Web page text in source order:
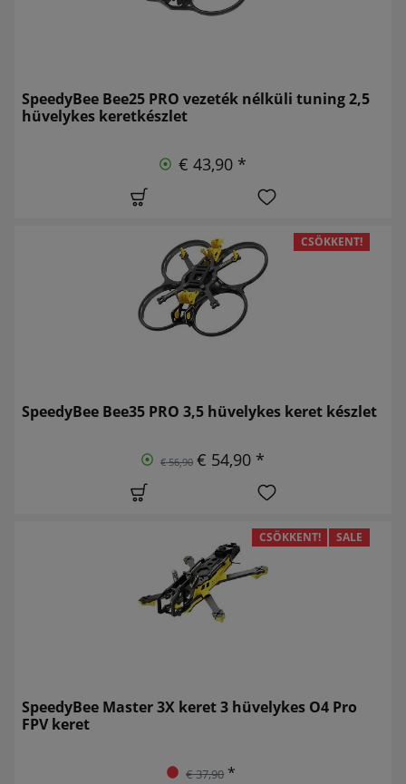
SpeedyBee Bee25 PRO vezeték nélküli tuning 2,5
hüvelykes keretkészlet
€ 43,90 *
CSÖKKENT!
SpeedyBee Bee35 PRO 3,5 hüvelykes keret készlet
€ 56,90 € 54,90 *
CSÖKKENT! SALE
SpeedyBee Master 3X keret 3 hüvelykes O4 Pro
FPV keret
€ 37,90 *